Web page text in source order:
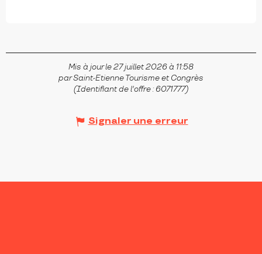
Mis à jour le 27 juillet 2026 à 11:58
par Saint-Etienne Tourisme et Congrès
(Identifiant de l'offre : 6071777)
Signaler une erreur